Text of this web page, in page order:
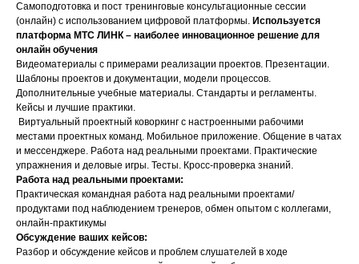
Самоподготовка и пост тренинговые консультационные сессии
(онлайн) с использованием цифровой платформы. Используется
платформа МТС ЛИНК – наиболее инновационное решение для
онлайн обучения
Видеоматериалы с примерами реализации проектов. Презентации.
Шаблоны проектов и документации, модели процессов.
Дополнительные учебные материалы. Стандарты и регламенты.
Кейсы и лучшие практики.
Виртуальный проектный коворкинг с настроенными рабочими
местами проектных команд. Мобильное приложение. Общение в чатах
и мессенджере. Работа над реальными проектами. Практические
упражнения и деловые игры. Тесты. Кросс-проверка знаний.
Работа над реальными проектами:
Практическая командная работа над реальными проектами/
продуктами под наблюдением тренеров, обмен опытом с коллегами,
онлайн-практикумы
Обсуждение ваших кейсов:
Разбор и обсуждение кейсов и проблем слушателей в ходе